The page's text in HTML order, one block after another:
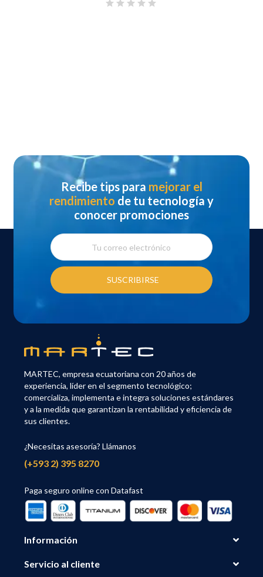
Recibe tips para mejorar el
rendimiento de tu tecnología y
conocer promociones
SUSCRIBIRSE
MARTEC, empresa ecuatoriana con 20 años de
experiencia, líder en el segmento tecnológico;
comercializa, implementa e integra soluciones estándares
y a la medida que garantizan la rentabilidad y eficiencia de
sus clientes.
¿Necesitas asesoría? Llámanos
(+593 2) 395 8270
Paga seguro online con Datafast
Información
Servicio al cliente